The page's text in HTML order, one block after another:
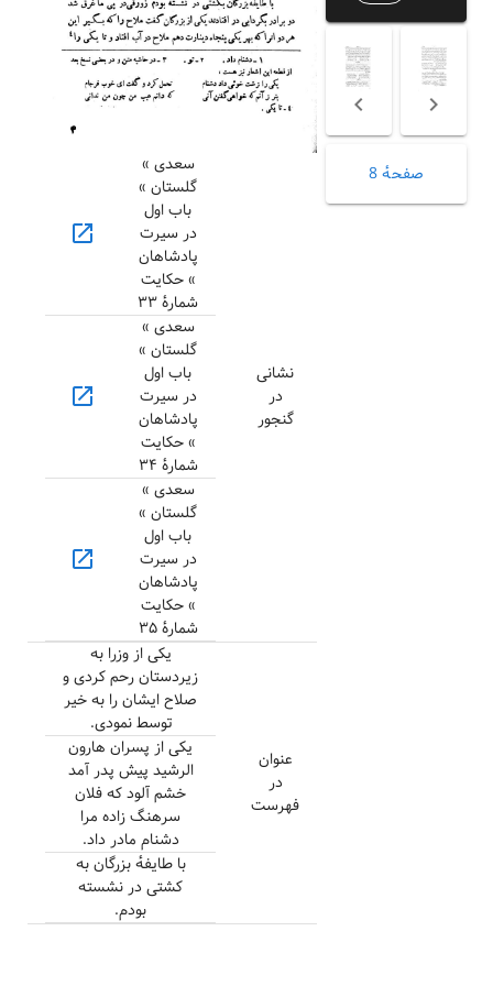
صفحهٔ 8
نشانی
در
گنجور
سعدی »
گلستان »
باب اول
در سیرت
پادشاهان
» حکایت
شمارهٔ ۳۳
open_in_new
سعدی »
گلستان »
باب اول
در سیرت
پادشاهان
» حکایت
شمارهٔ ۳۴
open_in_new
سعدی »
گلستان »
باب اول
در سیرت
پادشاهان
» حکایت
شمارهٔ ۳۵
open_in_new
عنوان
در
فهرست
یکی از وزرا به
زیردستان رحم کردی و
صلاح ایشان را به خیر
توسط نمودی.
یکی از پسران هارون
الرشید پیش پدر آمد
خشم آلود که فلان
سرهنگ زاده مرا
دشنام مادر داد.
با طایفهٔ بزرگان به
کشتی در نشسته
بودم.